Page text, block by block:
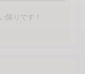
限りです！